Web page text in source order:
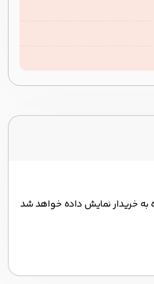
خریدار نمایش داده خواهد شد